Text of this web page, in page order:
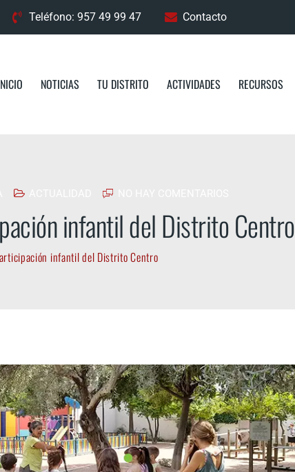
Teléfono: 957 49 99 47 Contacto
NOTICIAS TU DISTRITO ACTIVIDADES RECURSOS
infantil del Distrito Centro
infantil del Distrito Centro